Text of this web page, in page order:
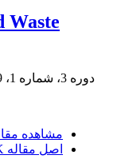
Waste
دوره 3، شماره 1، 2009، صفحه
مشاهده
اصل مقاله